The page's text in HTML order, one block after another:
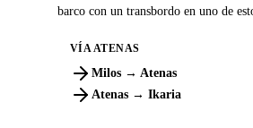
barco con un transbordo en uno de
VÍA ATENAS
Milos → Atenas
Atenas → Ikaria